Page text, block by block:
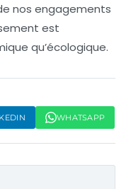
nos engagements
est
qu’écologique.
WHATSAPP